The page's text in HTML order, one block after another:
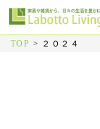
TOP > ２０２４